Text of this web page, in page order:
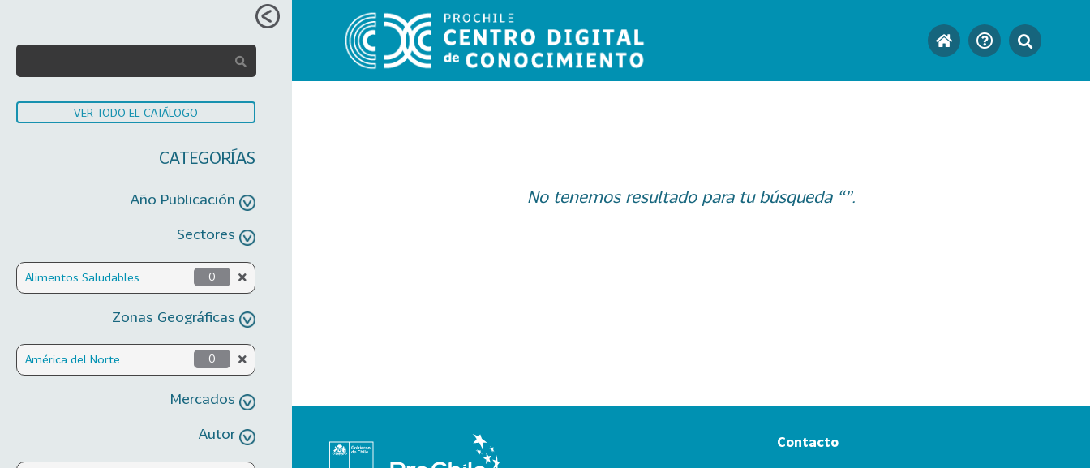
VER TODO EL CATÁLOGO
CATEGORÍAS
Año Publicación
Sectores
Alimentos Saludables 0
Zonas Geográficas
América del Norte 0
Mercados
Autor
No tenemos resultado para tu búsqueda “”.
Contacto